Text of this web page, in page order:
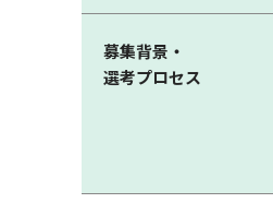
募集背景・
選考プロセス